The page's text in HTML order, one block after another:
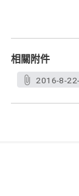
相關附件
2016-8-